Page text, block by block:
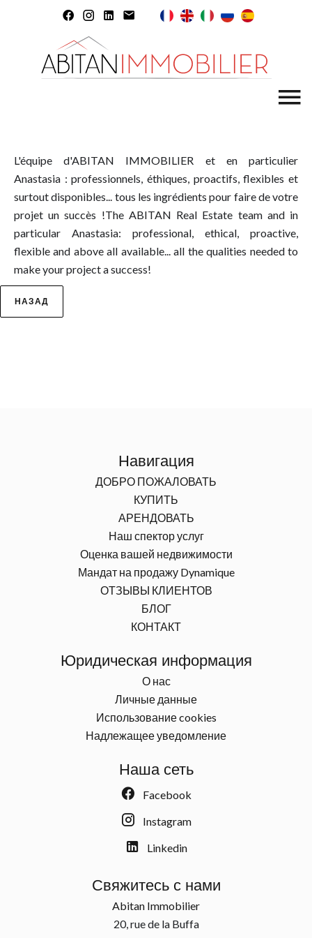
L'équipe d'ABITAN IMMOBILIER et en particulier
Anastasia : professionnels, éthiques, proactifs, flexibles et
surtout disponibles... tous les ingrédients pour faire de votre
projet un succès !The ABITAN Real Estate team and in
particular Anastasia: professional, ethical, proactive,
flexible and above all available... all the qualities needed to
make your project a success!
НАЗАД
Навигация
ДОБРО ПОЖАЛОВАТЬ
КУПИТЬ
АРЕНДОВАТЬ
Наш спектор услуг
Оценка вашей недвижимости
Мандат на продажу Dynamique
ОТЗЫВЫ КЛИЕНТОВ
БЛОГ
КОНТАКТ
Юридическая информация
О нас
Личные данные
Использование cookies
Надлежащее уведомление
Наша сеть
Facebook
Instagram
Linkedin
Свяжитесь с нами
Abitan Immobilier
20, rue de la Buffa